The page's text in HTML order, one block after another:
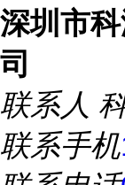
深圳市
司
联系人
联系手机